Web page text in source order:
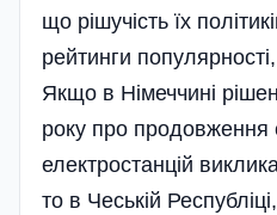
що рішучість їх
рейтинги
Якщо в Німеччині
року про продовження
електростанцій
то в Чеській